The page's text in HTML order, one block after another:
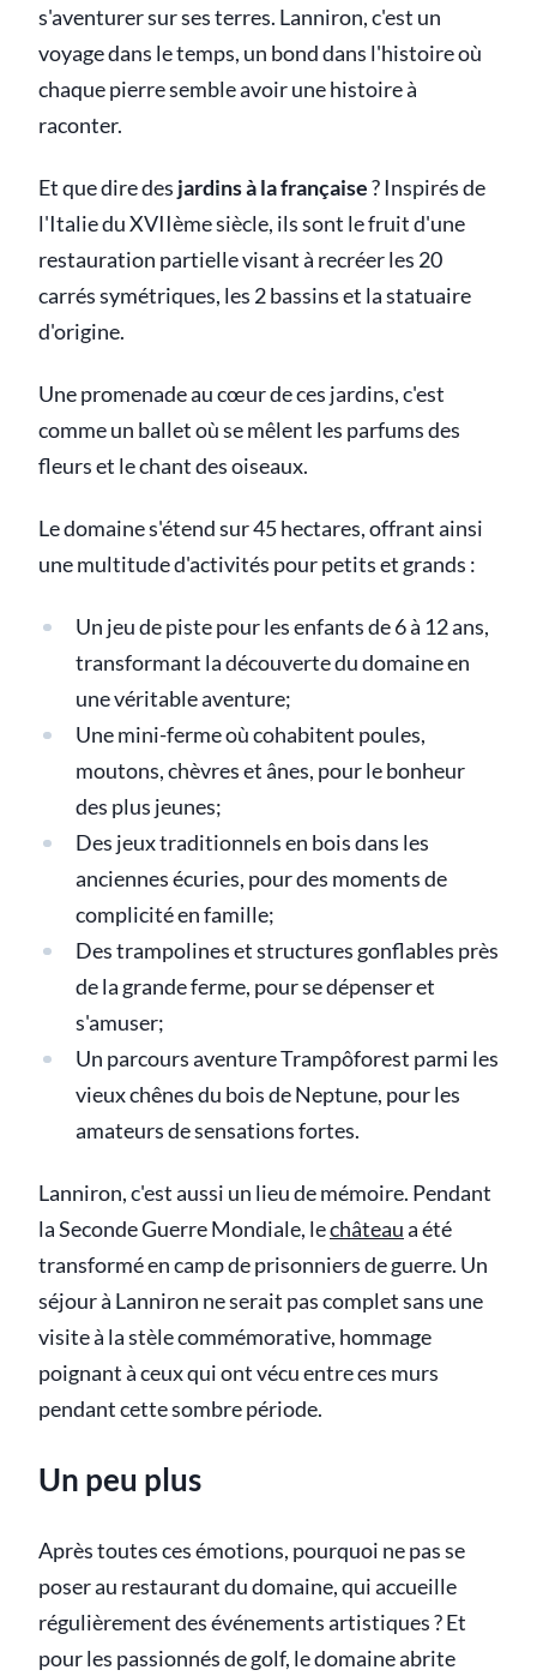
s'aventurer sur ses terres. Lanniron, c'est un
voyage dans le temps, un bond dans l'histoire où
chaque pierre semble avoir une histoire à
raconter.
Et que dire des jardins à la française? Inspirés de
l'Italie du XVIIème siècle, ils sont le fruit d'une
restauration partielle visant à recréer les 20
carrés symétriques, les 2 bassins et la statuaire
d'origine.
Une promenade au cœur de ces jardins, c'est
comme un ballet où se mêlent les parfums des
fleurs et le chant des oiseaux.
Le domaine s'étend sur 45 hectares, offrant ainsi
une multitude d'activités pour petits et grands :
Un jeu de piste pour les enfants de 6 à 12 ans,
transformant la découverte du domaine en
une véritable aventure;
Une mini-ferme où cohabitent poules,
moutons, chèvres et ânes, pour le bonheur
des plus jeunes;
Des jeux traditionnels en bois dans les
anciennes écuries, pour des moments de
complicité en famille;
Des trampolines et structures gonflables près
de la grande ferme, pour se dépenser et
s'amuser;
Un parcours aventure Trampôforest parmi les
vieux chênes du bois de Neptune, pour les
amateurs de sensations fortes.
Lanniron, c'est aussi un lieu de mémoire. Pendant
la Seconde Guerre Mondiale, lechâteaua été
transformé en camp de prisonniers de guerre. Un
séjour à Lanniron ne serait pas complet sans une
visite à la stèle commémorative, hommage
poignant à ceux qui ont vécu entre ces murs
pendant cette sombre période.
Un peu plus
Après toutes ces émotions, pourquoi ne pas se
poser au restaurant du domaine, qui accueille
régulièrement des événements artistiques ? Et
pour les passionnés de golf, le domaine abrite